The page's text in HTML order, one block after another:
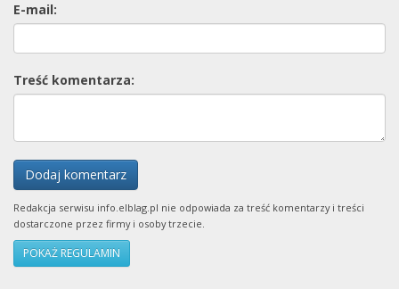
E-mail:
Treść komentarza:
Dodaj komentarz
Redakcja serwisu info.elblag.pl nie odpowiada za treść komentarzy i treści
dostarczone przez firmy i osoby trzecie.
POKAŻ REGULAMIN